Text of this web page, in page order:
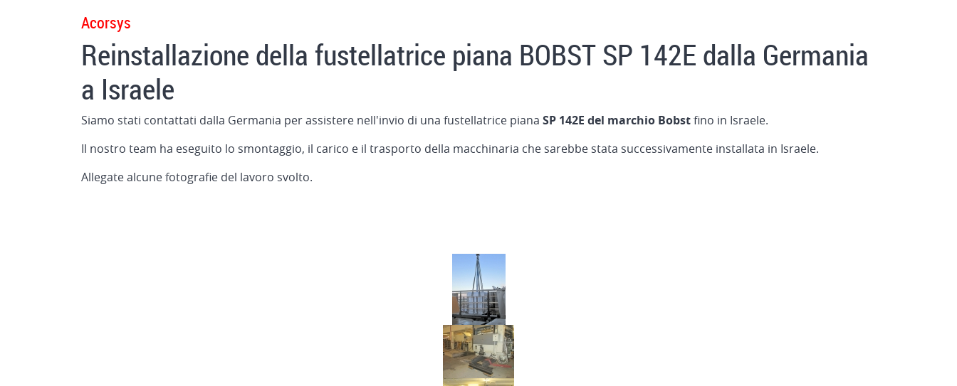
Acorsys
Reinstallazione della fustellatrice piana BOBST SP 142E dalla Germania
a Israele
Siamo stati contattati dalla Germania per assistere nell'invio di una fustellatrice piana SP 142E del marchio Bobstfino in Israele.
Il nostro team ha eseguito lo smontaggio, il carico e il trasporto della macchinaria che sarebbe stata successivamente installata in Israele.
Allegate alcune fotografie del lavoro svolto.